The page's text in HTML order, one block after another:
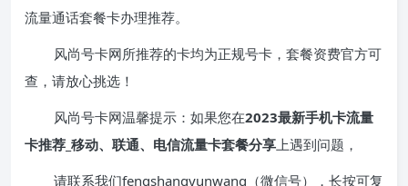
流量通话套餐卡办理推荐。
风尚号卡网所推荐的卡均为正规号卡，套餐资费官方可
查，请放心挑选！
风尚号卡网温馨提示：如果您在2023最新手机卡流量
卡推荐_移动、联通、电信流量卡套餐分享 上遇到问题，
请联系我们fengshangyunwang（微信号），长按可复